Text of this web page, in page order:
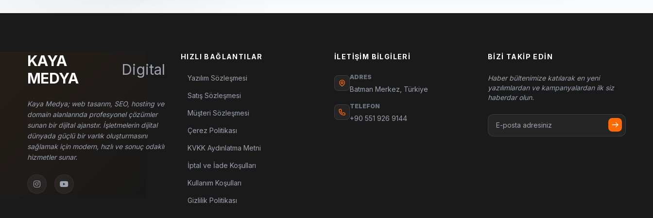
KAYA
MEDYA
Digital
Kaya Medya; web tasarım, SEO, hosting ve
domain alanlarında profesyonel çözümler
sunan bir dijital ajanstır. İşletmelerin dijital
dünyada güçlü bir varlık oluşturmasını
sağlamak için modern, hızlı ve sonuç odaklı
hizmetler sunar.
HIZLI BAĞLANTILAR
Yazılım Sözleşmesi
Satış Sözleşmesi
Müşteri Sözleşmesi
Çerez Politikası
KVKK Aydınlatma Metni
İptal ve İade Koşulları
Kullanım Koşulları
Gizlilik Politikası
İLETIŞIM BILGILERI
ADRES
Batman Merkez, Türkiye
TELEFON
+90 551 926 9144
BIZI TAKIP EDIN
Haber bültenimize katılarak en yeni
yazılımlardan ve kampanyalardan ilk siz
haberdar olun.